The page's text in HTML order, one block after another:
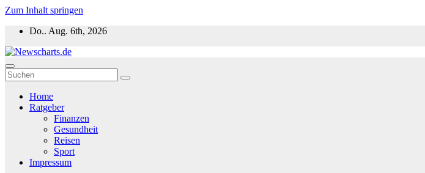
Zum Inhalt springen
Do.. Aug. 6th, 2026
Newscharts.de
Aktuelle News zu Politik, Wirtschaft & Unterhaltung weltweit
Home
Ratgeber
Finanzen
Gesundheit
Reisen
Sport
Impressum